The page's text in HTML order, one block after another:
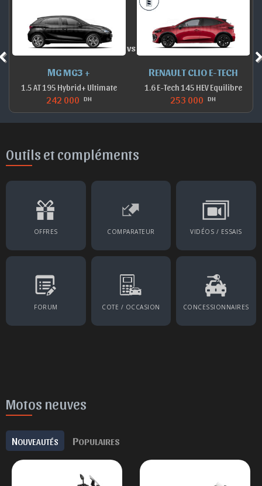
MG MG3 +
1.5 AT 195 Hybrid+ Ultimate
242 000 DH
vs
RENAULT CLIO E-TECH
1.6 E-Tech 145 HEV Equilibre
253 000 DH
Outils et compléments
OFFRES COMPARATEUR VIDÉOS / ESSAIS
FORUM COTE / OCCASION CONCESSIONNAIRES
Motos neuves
NOUVEAUTÉS POPULAIRES